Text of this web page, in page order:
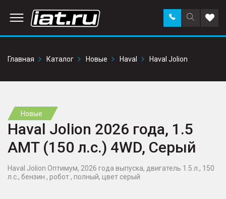
Поиск
по
Заказать
звонок в
Главная
Каталог Новые Haval Haval Jolion
Новые
Haval Jolion 2026 года, 1.5
AMT (150 л.с.) 4WD, Серый
Haval Jolion Оптимум, 2026 года выпуска, двигатель 1.5 л., 150
л.с., бензин , робот , полный, цвет серый